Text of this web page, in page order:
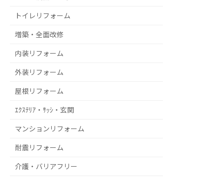
トイレリフォーム
増築・全面改修
内装リフォーム
外装リフォーム
屋根リフォーム
ｴｸｽﾃﾘｱ・ｻｯｼ・玄関
マンションリフォーム
耐震リフォーム
介護・バリアフリー